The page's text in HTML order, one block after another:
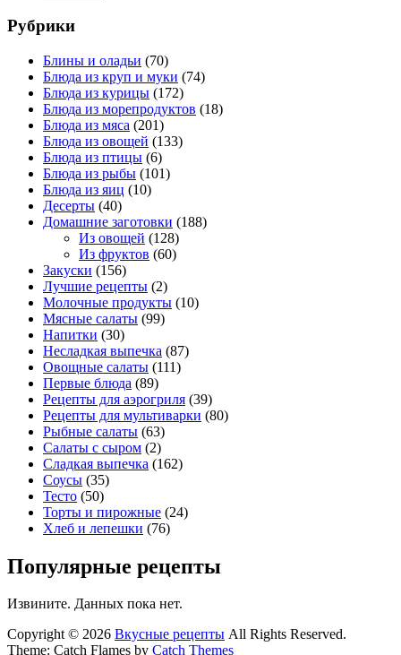
Рубрики
Блины и оладьи (70)
Блюда из круп и муки (74)
Блюда из курицы (172)
Блюда из морепродуктов (18)
Блюда из мяса (201)
Блюда из овощей (133)
Блюда из птицы (6)
Блюда из рыбы (101)
Блюда из яиц (10)
Десерты (40)
Домашние заготовки (188)
Из овощей (128)
Из фруктов (60)
Закуски (156)
Лучшие рецепты (2)
Молочные продукты (10)
Мясные салаты (99)
Напитки (30)
Несладкая выпечка (87)
Овощные салаты (111)
Первые блюда (89)
Рецепты для аэрогриля (39)
Рецепты для мультиварки (80)
Рыбные салаты (63)
Салаты с сыром (2)
Сладкая выпечка (162)
Соусы (35)
Тесто (50)
Торты и пирожные (24)
Хлеб и лепешки (76)
Популярные рецепты
Извините. Данных пока нет.
Copyright © 2026 Вкусные рецепты All Rights Reserved.
Theme: Catch Flames by Catch Themes